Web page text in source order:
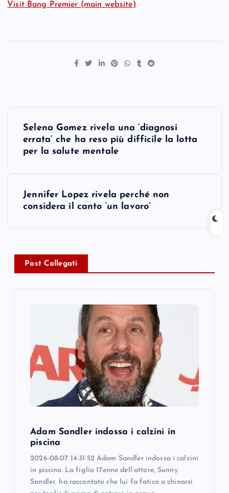
Visit Bang Premier (main website)
v
Selena Gomez rivela una ‘diagnosi
errata’ che ha reso più difficile la lotta
per la salute mentale
Jennifer Lopez rivela perché non
considera il canto ‘un lavoro’
Post Collegati
Adam Sandler indossa i calzini in
piscina
2026-08-07 14:31:52 Adam Sandler indossa i calzini
in piscina. La figlia 17enne dell’attore, Sunny
Sandler, ha raccontato che lui fa fatica a chinarsi